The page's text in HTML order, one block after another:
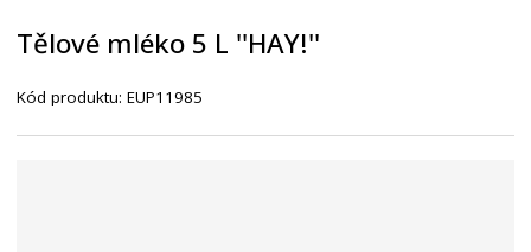
í
t
Tělové mléko 5 L ''HAY!''
Kód produktu:EUP11985